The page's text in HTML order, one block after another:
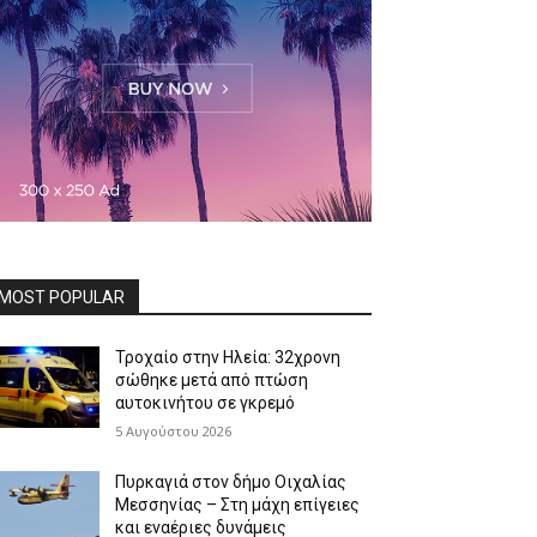
POPULAR
Τροχαίο στην Ηλεία: 32χρονη
σώθηκε μετά από πτώση
αυτοκινήτου σε γκρεμό
5 Αυγούστου 2026
Πυρκαγιά στον δήμο Οιχαλίας
Μεσσηνίας – Στη μάχη επίγειες
και εναέριες δυνάμεις